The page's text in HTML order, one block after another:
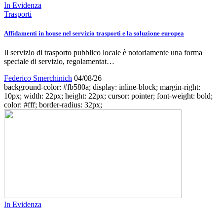
In Evidenza
Trasporti
Affidamenti in house nel servizio trasporti e la soluzione europea
Il servizio di trasporto pubblico locale è notoriamente una forma
speciale di servizio, regolamentat…
Federico Smerchinich 04/08/26
background-color: #fb580a; display: inline-block; margin-right:
10px; width: 22px; height: 22px; cursor: pointer; font-weight: bold;
color: #fff; border-radius: 32px;
In Evidenza